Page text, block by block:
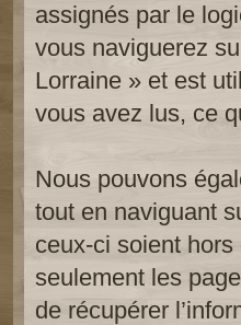
assignés par le
vous naviguerez
Lorraine » et est
vous avez lus, ce
Nous pouvons
tout en naviguant
ceux-ci soient
seulement les
de récupérer